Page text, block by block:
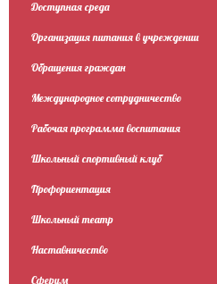
Доступная среда
Организация питания в учреждении
Обращения граждан
Международное сотрудничество
Рабочая программа воспитания
Школьный спортивный клуб
Профориентация
Школьный театр
Наставничество
Сферум